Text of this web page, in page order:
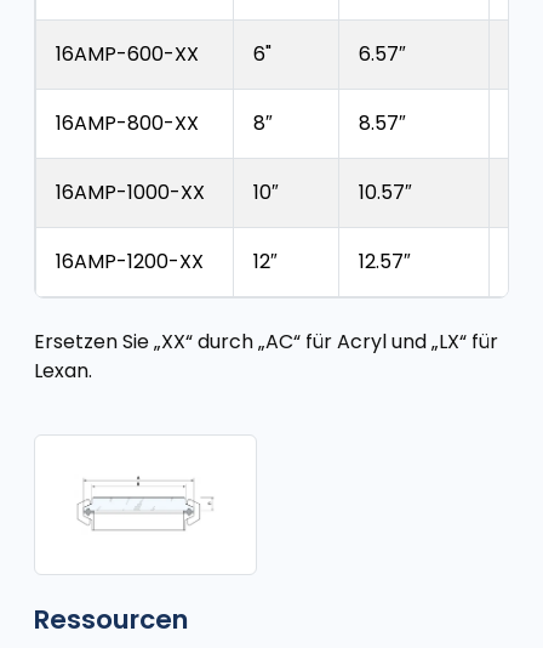
16AMP-600-XX 6" 6.57″
16AMP-800-XX 8″ 8.57″
16AMP-1000-XX 10″ 10.57″
16AMP-1200-XX 12″ 12.57″
Ersetzen Sie „XX“ durch „AC“ für Acryl und „LX“ für
Lexan.
Ressourcen